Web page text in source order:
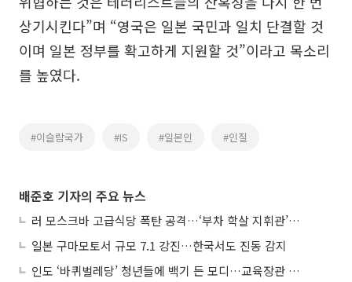
상기시킨다”며 “영국은 일본 국민과 일치 단결할 것
이며 일본 정부를 확고하게 지원할 것”이라고 목소리
를 높였다.
#이슬람국가 #IS #일본인 #인질
배준호 기자의 주요 뉴스
러 모스크바 고급식당 폭탄 공격…‘부차 학살 지휘관’ 노렸나
일본 구마모토서 규모 7.1 강진…한국서도 진동 감지
인도 ‘바퀴벌레당’ 청년들에 백기 든 모디…교육장관 사퇴